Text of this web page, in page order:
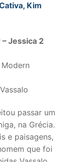
Kim
Jessica 2
passar um
na Grécia.
e paisagens,
que foi